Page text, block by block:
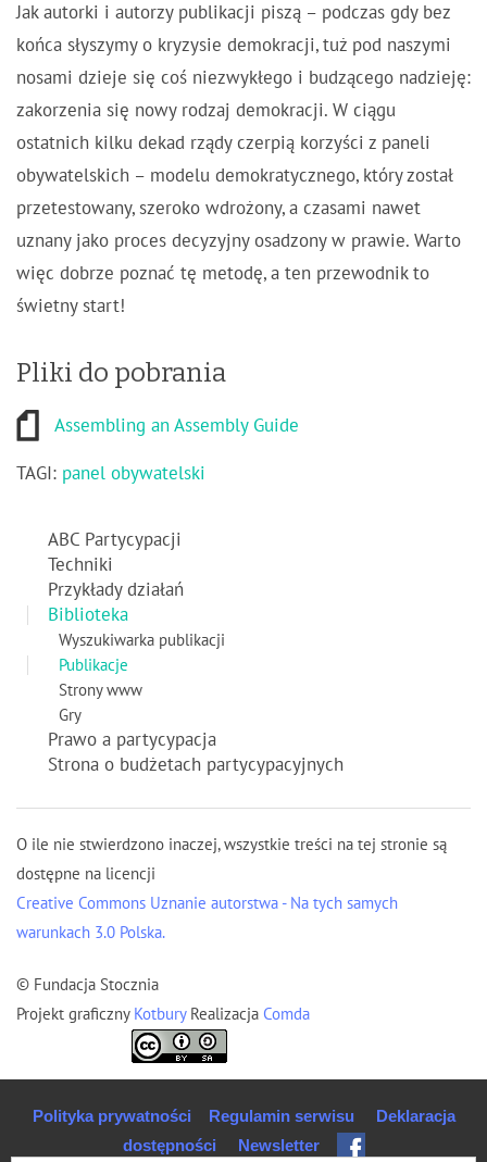
Jak autorki i autorzy publikacji piszą – podczas gdy bez
końca słyszymy o kryzysie demokracji, tuż pod naszymi
nosami dzieje się coś niezwykłego i budzącego nadzieję:
zakorzenia się nowy rodzaj demokracji. W ciągu
ostatnich kilku dekad rządy czerpią korzyści z paneli
obywatelskich – modelu demokratycznego, który został
przetestowany, szeroko wdrożony, a czasami nawet
uznany jako proces decyzyjny osadzony w prawie. Warto
więc dobrze poznać tę metodę, a ten przewodnik to
świetny start!
Pliki do pobrania
Assembling an Assembly Guide
TAGI: panel obywatelski
ABC Partycypacji
Techniki
Przykłady działań
Biblioteka
Wyszukiwarka publikacji
Publikacje
Strony www
Gry
Prawo a partycypacja
Strona o budżetach partycypacyjnych
O ile nie stwierdzono inaczej, wszystkie treści na tej stronie są
dostępne na licencji
Creative Commons Uznanie autorstwa - Na tych samych
warunkach 3.0 Polska.
© Fundacja Stocznia
Projekt graficzny Kotbury Realizacja Comda
Polityka prywatności Regulamin serwisu
Deklaracja
dostępności
Newsletter